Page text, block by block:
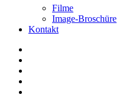
Filme
Image-Broschüre
Kontakt